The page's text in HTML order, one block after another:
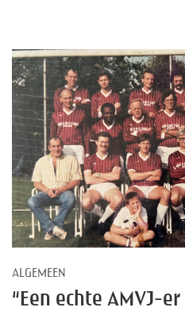
ALGEMEEN
“Een echte AMVJ-